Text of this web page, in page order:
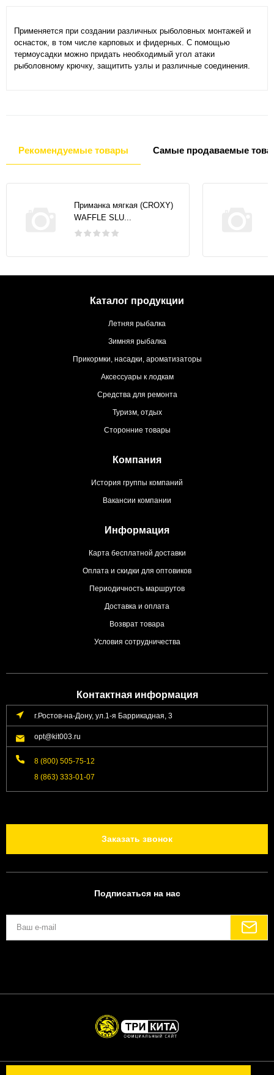
Применяется при создании различных рыболовных монтажей и
оснасток, в том числе карповых и фидерных. С помощью
термоусадки можно придать необходимый угол атаки
рыболовному крючку, защитить узлы и различные соединения.
Рекомендуемые товары Самые продаваемые
Приманка мягкая (CROXY)
WAFFLE SLU...
Каталог продукции
Летняя рыбалка
Зимняя рыбалка
Прикормки, насадки, ароматизаторы
Аксессуары к лодкам
Средства для ремонта
Туризм, отдых
Сторонние товары
Компания
История группы компаний
Вакансии компании
Информация
Карта бесплатной доставки
Оплата и скидки для оптовиков
Периодичность маршрутов
Доставка и оплата
Возврат товара
Условия сотрудничества
Контактная информация
г.Ростов-на-Дону, ул.1-я Баррикадная, 3
opt@kit003.ru
8 (800) 505-75-12
8 (863) 333-01-07
Заказать звонок
Подписаться на нас